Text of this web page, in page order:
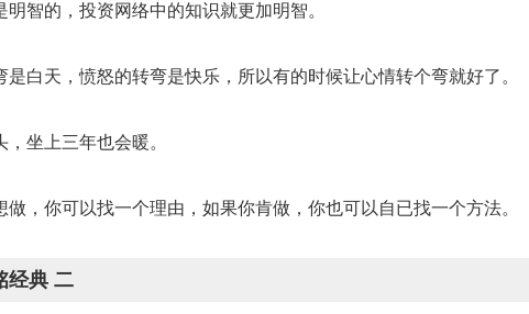
明智的，投资网络中的知识就更加明智。
是白天，愤怒的转弯是快乐，所以有的时候让心情转个弯就好了。
，坐上三年也会暖。
做，你可以找一个理由，如果你肯做，你也可以自已找一个方法。
经典 二